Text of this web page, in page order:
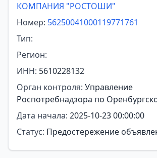
КОМПАНИЯ "РОСТОШИ"
Номер: 56250041000119771761
Тип:
Регион:
ИНН: 5610228132
Орган контроля: Управление
Роспотребнадзора по
Дата начала: 2025-10-23 00:00:00
Статус: Предостережение